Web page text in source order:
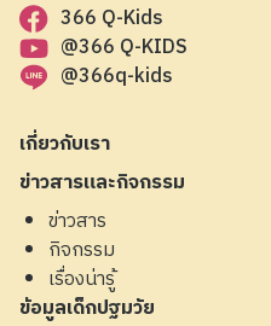
เกี่ยวกับเรา
ข่าวสารและกิจกรรม
ข่าวสาร
กิจกรรม
เรื่องน่ารู้
ข้อมูลเด็กปฐมวัย
366 Q-Kids
@366 Q-KIDS
@366q-kids